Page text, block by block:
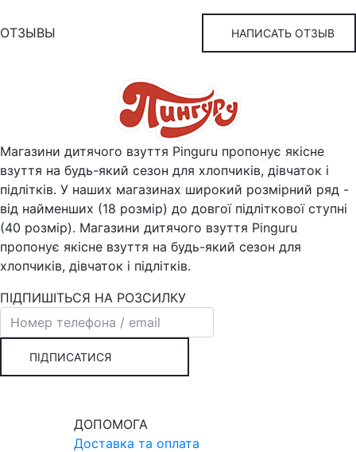
ОТЗЫВЫ НАПИСАТЬ ОТЗЫВ
Магазини дитячого взуття Pinguru пропонує якісне
взуття на будь-який сезон для хлопчиків, дівчаток і
підлітків. У наших магазинах широкий розмірний ряд -
від найменших (18 розмір) до довгої підліткової ступні
(40 розмір). Магазини дитячого взуття Pinguru
пропонує якісне взуття на будь-який сезон для
хлопчиків, дівчаток і підлітків.
ПІДПИШІТЬСЯ НА РОЗСИЛКУ
ПІДПИСАТИСЯ
ДОПОМОГА
Доставка та оплата